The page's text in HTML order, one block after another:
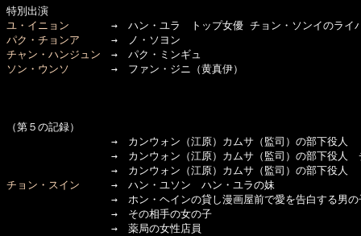
ユ・イニョン
パク・チョンア
チャン・ハンジュン
ソン・ウンソ
→　ファン・ジニ（黄真伊）
（第５の記録）
→　カンウォン（江原）カムサ（監司）の部下役人
→　カンウォン（江原）カムサ（監司）の部下役人　
チョン・スイン →　ハン・ユソン　ハン・ユラの妹
→　ホン・ヘインの貸し漫画屋前で愛を告白する男の
→　その相手の女の子
→　薬局の女性店員